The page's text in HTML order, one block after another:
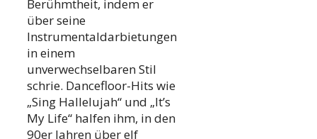
Berühmtheit, indem er
über seine
Instrumentaldarbietungen
in einem
unverwechselbaren Stil
schrie. Dancefloor-Hits wie
„Sing Hallelujah“ und „It’s
My Life“ halfen ihm, in den
90er Jahren über elf